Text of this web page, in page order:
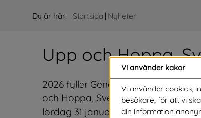
Du är här: Startsida | Nyheter
Upp och Hoppa,
2026 fyller Generation Pep 10 år
och Hoppa, Sverige”-kampanjen
lördag 31 januari.
Vi använder kakor
Vi använder cookies,
besökare, för att vi
din information